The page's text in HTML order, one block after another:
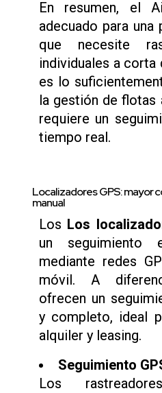
En resumen, el
adecuado para una
que necesite
individuales a corta
es lo
la gestión de flotas
requiere un
tiempo real.
Localizadores GPS: mayor
manual
Los Los
un seguimiento
mediante redes
móvil. A
ofrecen un
y completo, ideal
alquiler y leasing.
Seguimiento
Los